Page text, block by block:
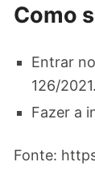
Como
Entrar
126/2021.
Fazer a
Fonte: